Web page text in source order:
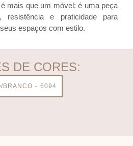
mais que um móvel: é uma peça
resistência e praticidade para
espaços com estilo.
DE CORES:
OLMO/BRANCO - 6094